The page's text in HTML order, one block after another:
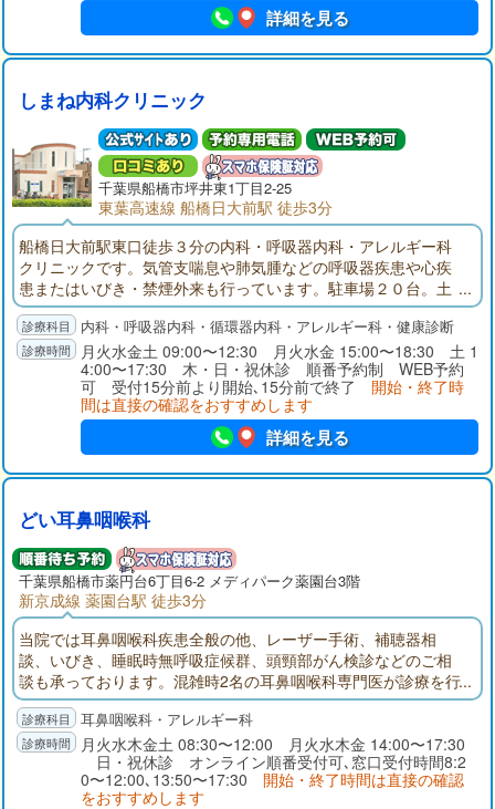
詳細を見る
しまね内科クリニック
千葉県船橋市坪井東1丁目2-25
東葉高速線 船橋日大前駅 徒歩3分
船橋日大前駅東口徒歩３分の内科・呼吸器内科・アレルギー科
クリニックです。気管支喘息や肺気腫などの呼吸器疾患や心疾
患またはいびき・禁煙外来も行っています。駐車場２０台。土
曜診療も行っています。
内科・呼吸器内科・循環器内科・アレルギー科・健康診断
月火水金土 09:00〜12:30 月火水金 15:00〜18:30 土 1
4:00〜17:30 木・日・祝休診 順番予約制 WEB予約
可 受付15分前より開始､15分前で終了 開始・終了時
間は直接の確認をおすすめします
詳細を見る
どい耳鼻咽喉科
千葉県船橋市薬円台6丁目6-2 メディパーク薬園台3階
新京成線 薬園台駅 徒歩3分
当院では耳鼻咽喉科疾患全般の他、レーザー手術、補聴器相
談、いびき、睡眠時無呼吸症候群、頭頸部がん検診などのご相
談も承っております。混雑時2名の耳鼻咽喉科専門医が診療を行
っております。待ち時間がある時はオンラインで順番受付を行
うこともできます耳鼻咽喉科・アレルギー科
月火水木金土 08:30〜12:00 月火水木金 14:00〜17:30
日・祝休診 オンライン順番受付可､窓口受付時間8:2
0〜12:00､13:50〜17:30 開始・終了時間は直接の確認
をおすすめします